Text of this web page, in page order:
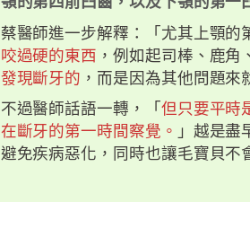
蔡醫師進一步解釋：「尤其上顎的
咬過硬的東西 ，例如起司棒、鹿
發現斷牙的 ，而是因為其他問題來
不過醫師話語一轉，「 但只要平時
在斷牙的第一時間察覺。 」越是盡
避免疾病惡化，同時也讓毛寶貝不